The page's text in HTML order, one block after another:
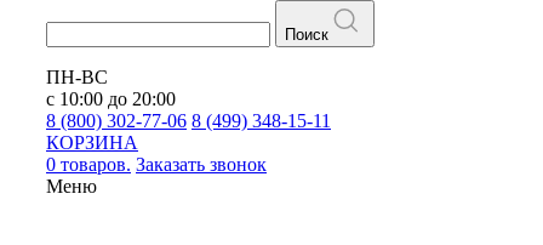
Поиск
ПН-ВС
с 10:00 до 20:00
8 (800) 302-77-06 8 (499) 348-15-11
КОРЗИНА
0 товаров. Заказать звонок
Меню